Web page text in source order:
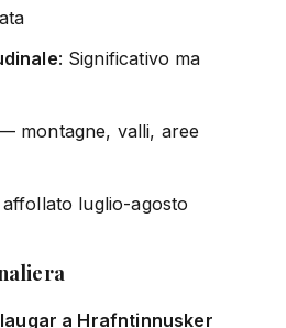
: Significativo ma
montagne, valli, aree
luglio-agosto
a Hrafntinnusker